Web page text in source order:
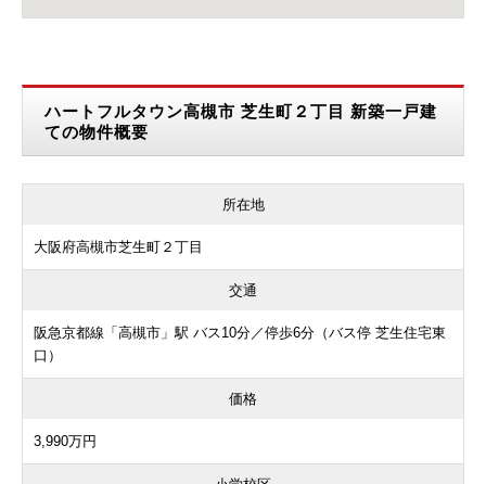
ハートフルタウン高槻市 芝生町２丁目 新築一戸建
ての物件概要
所在地
大阪府高槻市芝生町２丁目
交通
阪急京都線「高槻市」駅 バス10分／停歩6分（バス停 芝生住宅東
口）
価格
3,990万円